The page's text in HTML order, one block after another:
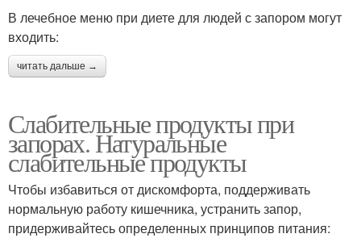
В лечебное меню при диете для людей с запором могут
входить:
читать дальше →
Слабительные продукты при
запорах. Натуральные
слабительные продукты
Чтобы избавиться от дискомфорта, поддерживать
нормальную работу кишечника, устранить запор,
придерживайтесь определенных принципов питания: